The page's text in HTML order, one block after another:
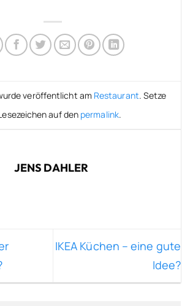
veröffentlicht am Restaurant. Setze
auf den permalink.
JENS DAHLER
IKEA Küchen – eine gute
Idee?